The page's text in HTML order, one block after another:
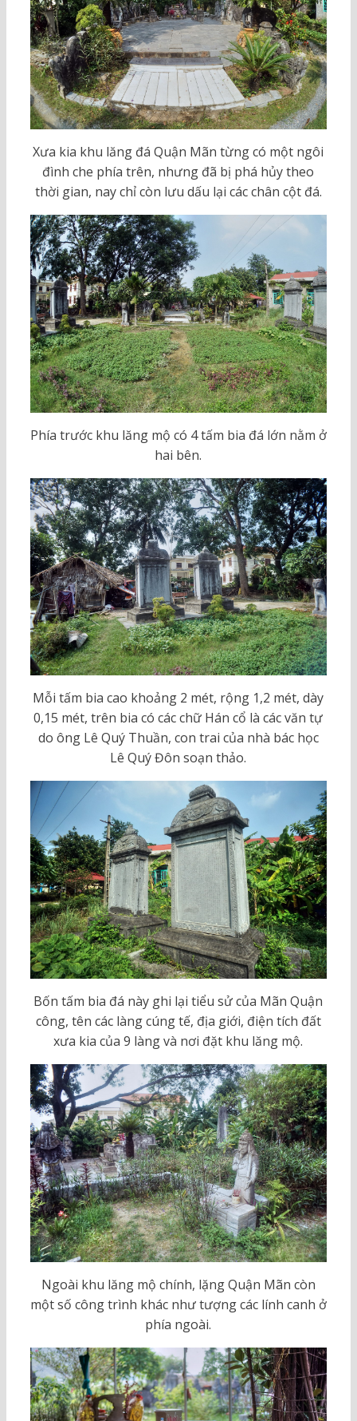
Xưa kia khu lăng đá Quận Mãn từng có một ngôi
đình che phía trên, nhưng đã bị phá hủy theo
thời gian, nay chỉ còn lưu dấu lại các chân cột đá.
Phía trước khu lăng mộ có 4 tấm bia đá lớn nằm ở
hai bên.
Mỗi tấm bia cao khoảng 2 mét, rộng 1,2 mét, dày
0,15 mét, trên bia có các chữ Hán cổ là các văn tự
do ông Lê Quý Thuần, con trai của nhà bác học
Lê Quý Đôn soạn thảo.
Bốn tấm bia đá này ghi lại tiểu sử của Mãn Quận
công, tên các làng cúng tế, địa giới, điện tích đất
xưa kia của 9 làng và nơi đặt khu lăng mộ.
Ngoài khu lăng mộ chính, lặng Quận Mãn còn
một số công trình khác như tượng các lính canh ở
phía ngoài.